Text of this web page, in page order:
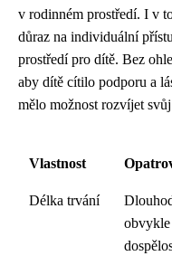
v rodinném prostředí. I v
důraz na individuální
prostředí pro dítě. Bez
aby dítě cítilo podporu a
mělo možnost rozvíjet
Vlastnost
Délka trvání